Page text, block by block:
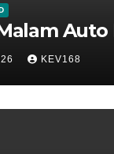
Auto
KEV168